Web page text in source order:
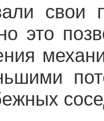
свои
это